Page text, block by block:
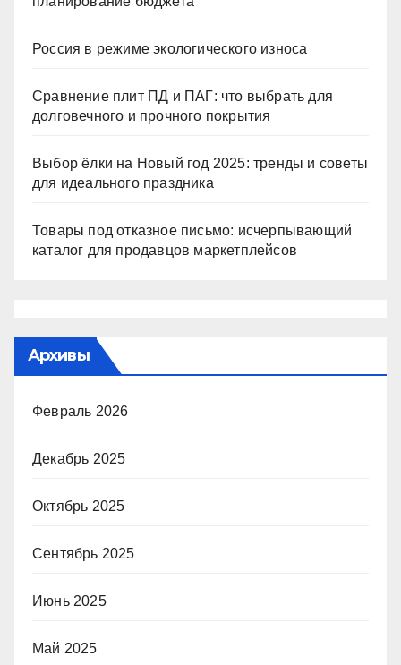
Россия в режиме экологического износа
Сравнение плит ПД и ПАГ: что выбрать для
долговечного и прочного покрытия
Выбор ёлки на Новый год 2025: тренды и советы
для идеального праздника
Товары под отказное письмо: исчерпывающий
каталог для продавцов маркетплейсов
Архивы
Февраль 2026
Декабрь 2025
Октябрь 2025
Сентябрь 2025
Июнь 2025
Май 2025